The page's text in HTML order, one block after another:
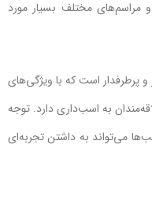
مراسم‌های مختلف بسیار مورد
پرطرفدار است که با ویژگی‌های
به اسب‌داری دارد. توجه
می‌تواند به داشتن تجربه‌ای